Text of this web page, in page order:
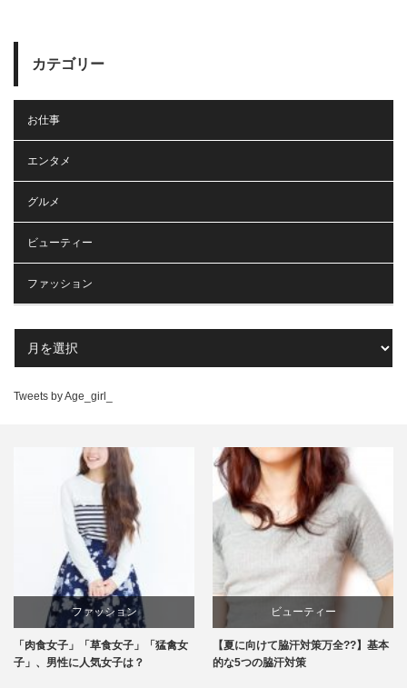
カテゴリー
お仕事
エンタメ
グルメ
ビューティー
ファッション
Tweets by Age_girl_
ビューティー
【夏に向けて脇汗対策万全??】基本
的な5つの脇汗対策
エンタメ
恋の始まり？飲み会でイイ女の作法2
つ♪これで好感度アップ！